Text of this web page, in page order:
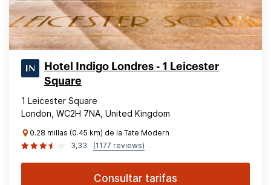
Hotel Indigo Londres - 1 Leicester
Square
1 Leicester Square
London, WC2H 7NA, United Kingdom
0.28 millas (0.45 km) de la Tate Modern
3,33
(1177 reviews)
Consultar tarifas